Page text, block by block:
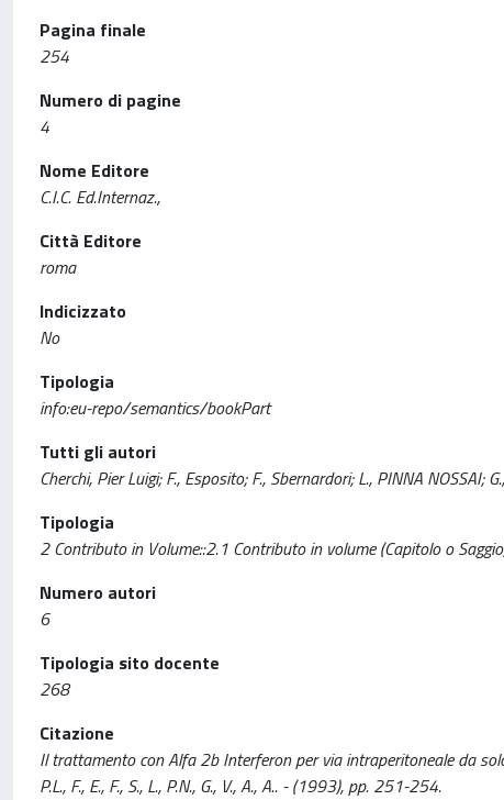
Pagina finale
254
Numero di pagine
4
Nome Editore
C.I.C. Ed.Internaz.,
Città Editore
roma
Indicizzato
No
Tipologia
info:eu-repo/semantics/bookPart
Tutti gli autori
Cherchi, Pier Luigi; F., Esposito; F., Sbernardori; L., PINNA NOSSAI;
Tipologia
2 Contributo in Volume::2.1 Contributo in volume (Capitolo o
Numero autori
6
Tipologia sito docente
268
Citazione
Il trattamento con Alfa 2b Interferon per via intraperitoneale da
P.L., F., E., F., S., L., P.N., G., V., A., A.. - (1993), pp. 251-254.